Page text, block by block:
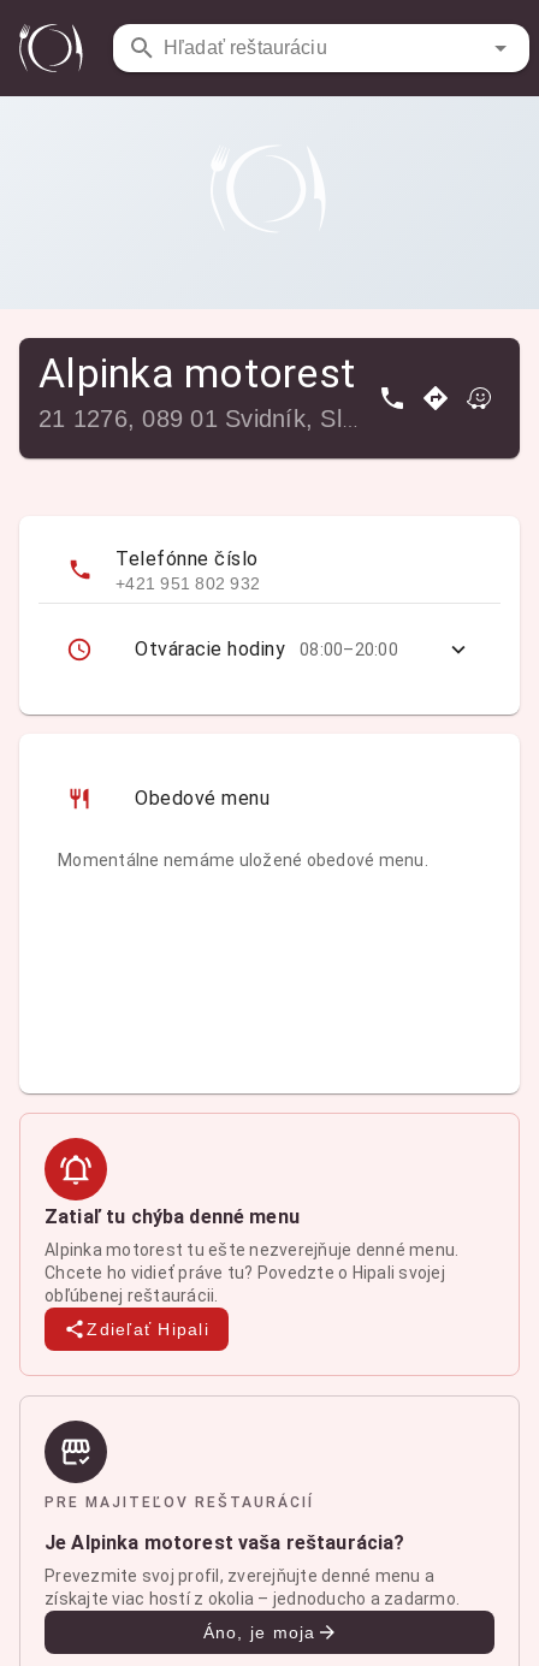
Hľadať reštauráciu
Reštaurácie / Alpinka motorest
Alpinka motorest
Telefónne číslo
+421 951 802 932
Otváracie hodiny 08:00–20:00
Obedové menu
Momentálne nemáme uložené obedové menu.
Zatiaľ tu chýba denné menu
Alpinka motorest tu ešte nezverejňuje denné menu.
Chcete ho vidieť práve tu? Povedzte o Hipali svojej
obľúbenej reštaurácii.
Zdieľať Hipali
PRE MAJITEĽOV REŠTAURÁCIÍ
Je Alpinka motorest vaša reštaurácia?
Prevezmite svoj profil, zverejňujte denné menu a
získajte viac hostí z okolia – jednoducho a zadarmo.
Áno, je moja